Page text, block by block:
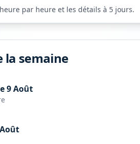
par heure et les détails à 5 jours.
la semaine
9 Août